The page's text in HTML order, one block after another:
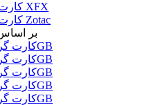
کارت گرافیک XFX
کارت گرافیک Zotac
بر
کارت گرافیک 48GB
کارت گرافیک 32GB
کارت گرافیک 24GB
کارت گرافیک 16GB
کارت گرافیک 12GB